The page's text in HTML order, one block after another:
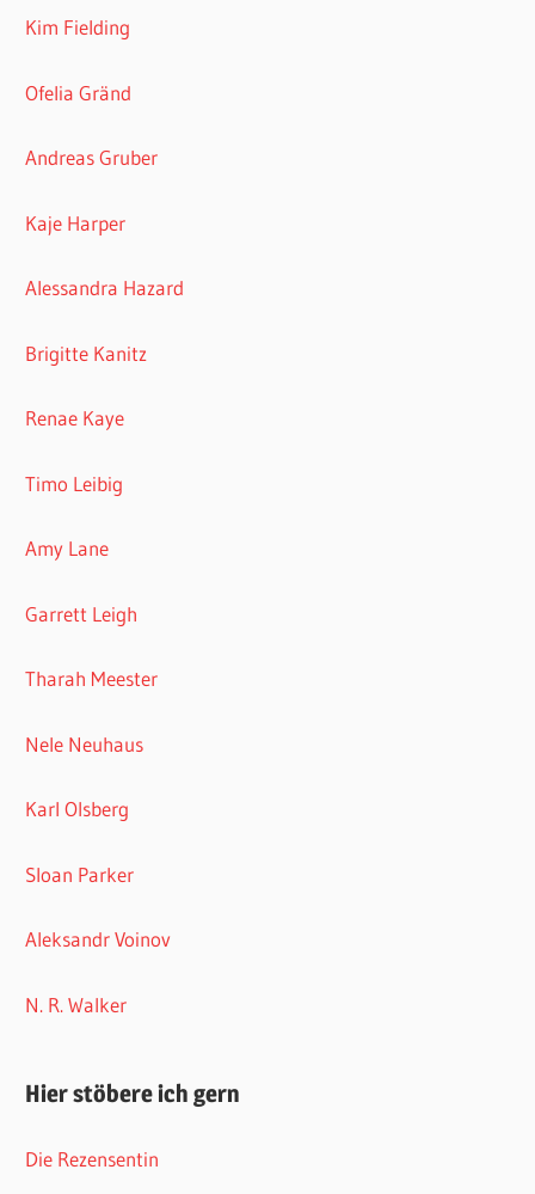
Kim Fielding
Ofelia Gränd
Andreas Gruber
Kaje Harper
Alessandra Hazard
Brigitte Kanitz
Renae Kaye
Timo Leibig
Amy Lane
Garrett Leigh
Tharah Meester
Nele Neuhaus
Karl Olsberg
Sloan Parker
Aleksandr Voinov
N. R. Walker
Hier stöbere ich gern
Die Rezensentin